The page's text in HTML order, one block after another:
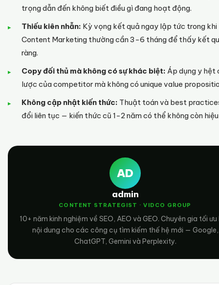
trọng dẫn đến không biết điều gì đang hoạt động.
Thiếu kiên nhẫn: Kỳ vọng kết quả ngay lập tức trong khi
Content Marketing thường cần 3-6 tháng để thấy kết
ràng.
Copy đối thủ mà không có sự khác biệt: Áp dụng y hệt
lược của competitor mà không có unique value
Không cập nhật kiến thức: Thuật toán và best
đổi liên tục — kiến thức cũ 1-2 năm có thể không còn
AD
admin
CONTENT STRATEGIST · VIDCO GROUP
10+ năm kinh nghiệm về SEO, AEO và GEO. Chuyên gia tối ưu
nội dung cho các công cụ tìm kiếm thế hệ mới — Google,
ChatGPT, Gemini và Perplexity.